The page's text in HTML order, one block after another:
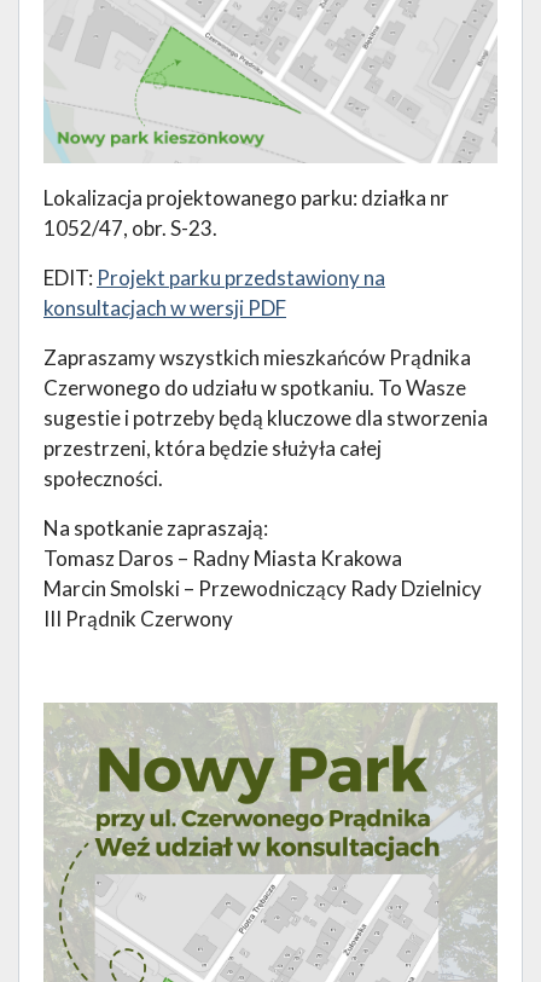
Lokalizacja projektowanego parku: działka nr
1052/47, obr. S-23.
EDIT: Projekt parku przedstawiony na
konsultacjach w wersji PDF
Zapraszamy wszystkich mieszkańców Prądnika
Czerwonego do udziału w spotkaniu. To Wasze
sugestie i potrzeby będą kluczowe dla stworzenia
przestrzeni, która będzie służyła całej
społeczności.
Na spotkanie zapraszają:
Tomasz Daros – Radny Miasta Krakowa
Marcin Smolski – Przewodniczący Rady Dzielnicy
III Prądnik Czerwony